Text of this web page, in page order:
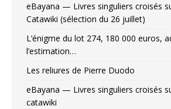
eBayana — Livres singuliers croisés
Catawiki (sélection du 26 juillet)
L’énigme du lot 274, 180 000 euros,
l’estimation…
Les reliures de Pierre Duodo
eBayana — Livres singuliers croisés
catawiki